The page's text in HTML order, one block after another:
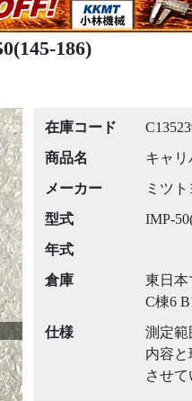
186)
在庫コード
商品名
キャ
メーカー
ミツト
型式
IMP-
年式
倉庫
東日本
C棟6
仕様
測定範
内容
させて